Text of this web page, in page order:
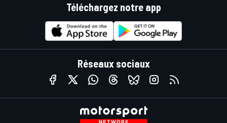
Téléchargez notre app
Réseaux sociaux